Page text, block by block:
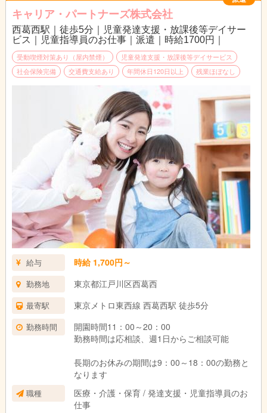
キャリア・パートナーズ株式会社
西葛西駅｜徒歩5分｜児童発達支援・放課後等デイサー
ビス｜児童指導員のお仕事｜派遣｜時給1700円｜
受動喫煙対策あり（屋内禁煙）
児童発達支援・放課後等デイサービス
社会保険完備
交通費支給あり 年間休日120日以上 残業ほぼなし
給与 時給 1,700円～
勤務地 東京都江戸川区西葛西
最寄駅 東京メトロ東西線 西葛西駅 徒歩5分
勤務時間
開園時間11：00～20：00
勤務時間は応相談、週1日からご相談可能
長期のお休みの期間は9：00～18：00の勤務と
なります
職種
医療・介護・保育 / 発達支援・児童指導員のお
仕事